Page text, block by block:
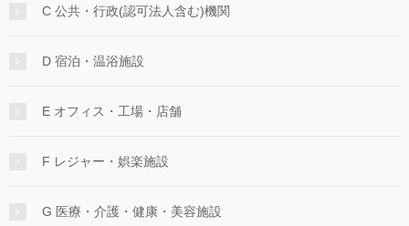
C 公共・行政(認可法人含む)機関
D 宿泊・温浴施設
E オフィス・工場・店舗
F レジャー・娯楽施設
G 医療・介護・健康・美容施設